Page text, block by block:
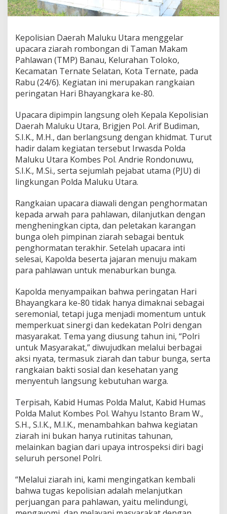
n
Z
r
a
h
d
T
M
B
a
n
a
u
d
a
l
a
R
a
n
k
a
H
a
B
h
a
y
a
n
g
k
a
r
a
e
-
8
0
Kepolisian Daerah Maluku Utara menggelar
upacara ziarah rombongan di Taman Makam
Pahlawan (TMP) Banau, Kelurahan Toloko,
Kecamatan Ternate Selatan, Kota Ternate, pada
Rabu (24/6). Kegiatan ini merupakan rangkaian
peringatan Hari Bhayangkara ke-80.
Upacara dipimpin langsung oleh Kepala Kepolisian
Daerah Maluku Utara, Brigjen Pol. Arif Budiman,
S.I.K., M.H., dan berlangsung dengan khidmat. Turut
hadir dalam kegiatan tersebut Irwasda Polda
Maluku Utara Kombes Pol. Andrie Rondonuwu,
S.I.K., M.Si., serta sejumlah pejabat utama (PJU) di
lingkungan Polda Maluku Utara.
Rangkaian upacara diawali dengan penghormatan
kepada arwah para pahlawan, dilanjutkan dengan
mengheningkan cipta, dan peletakan karangan
bunga oleh pimpinan ziarah sebagai bentuk
penghormatan terakhir. Setelah upacara inti
selesai, Kapolda beserta jajaran menuju makam
para pahlawan untuk menaburkan bunga.
Kapolda menyampaikan bahwa peringatan Hari
Bhayangkara ke-80 tidak hanya dimaknai sebagai
seremonial, tetapi juga menjadi momentum untuk
memperkuat sinergi dan kedekatan Polri dengan
masyarakat. Tema yang diusung tahun ini, “Polri
untuk Masyarakat,” diwujudkan melalui berbagai
aksi nyata, termasuk ziarah dan tabur bunga, serta
rangkaian bakti sosial dan kesehatan yang
menyentuh langsung kebutuhan warga.
Terpisah, Kabid Humas Polda Malut, Kabid Humas
Polda Malut Kombes Pol. Wahyu Istanto Bram W.,
S.H., S.I.K., M.I.K., menambahkan bahwa kegiatan
ziarah ini bukan hanya rutinitas tahunan,
melainkan bagian dari upaya introspeksi diri bagi
seluruh personel Polri.
“Melalui ziarah ini, kami mengingatkan kembali
bahwa tugas kepolisian adalah melanjutkan
perjuangan para pahlawan, yaitu melindungi,